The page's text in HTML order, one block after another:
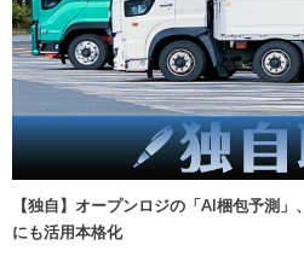
【独自】オープンロジの「AI梱包予測
にも活用本格化